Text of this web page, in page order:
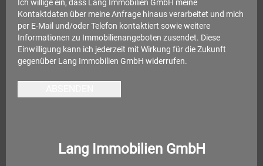
Ich willige ein, dass Lang Immobilien GmbH meine
Kontaktdaten über meine Anfrage hinaus verarbeitet und mich
per E-Mail und/oder Telefon kontaktiert sowie weitere
Informationen zu Immobilienangeboten zusendet. Diese
Einwilligung kann ich jederzeit mit Wirkung für die Zukunft
gegenüber Lang Immobilien GmbH widerrufen.
Lang Immobilien GmbH